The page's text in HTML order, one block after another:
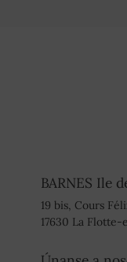
BARNES Ile
19 bis, Cours
17630 La